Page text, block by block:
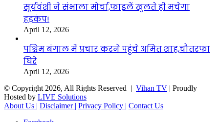
सूर्यवंशी ने संभाला मोर्चा,फाइलें खुलते ही मचेगा
हड़कंप!
April 12, 2026
पश्चिम बंगाल में प्रचार करने पहुंचे अमित शाह,चौतरफा
घिरे
April 12, 2026
© Copyright 2026, All Rights Reserved | Vihan TV | Proudly
Hosted by LIVE Solutions
About Us | Disclaimer | Privacy Policy | Contact Us